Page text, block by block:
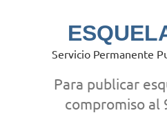
Servicio Permanente
Para publicar
compromiso al